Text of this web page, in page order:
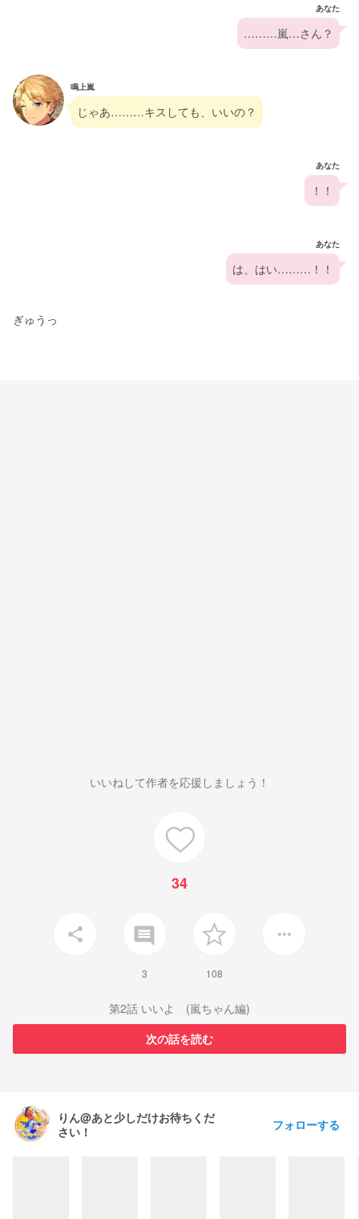
あなた
………嵐…さん？
鳴上嵐
じゃあ………キスしても、いいの？
あなた
！！
あなた
は、はい………！！
ぎゅうっ
いいねして作者を応援しましょう！
34
share insert_comment
3 108
more_horiz
第2話 いいよ (嵐ちゃん編)
次の話を読む
りん@あと少しだけお待ちくだ
さい！
フォローする